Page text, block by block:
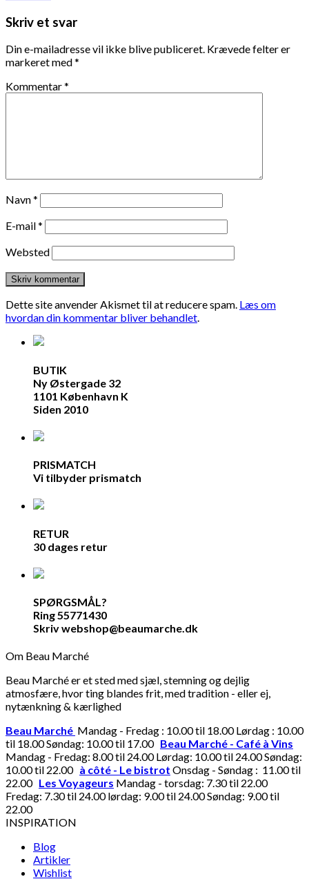
Skriv et svar
Din e-mailadresse vil ikke blive publiceret. Krævede felter er
markeret med*
Kommentar*
Navn*
E-mail*
Websted
Dette site anvender Akismet til at reducere spam. Læs om
hvordan din kommentar bliver behandlet.
BUTIK
Ny Østergade 32
1101 København K
Siden 2010
PRISMATCH
Vi tilbyder prismatch
RETUR
30 dages retur
SPØRGSMÅL?
Ring 55771430
Skriv webshop@beaumarche.dk
Om Beau Marché
Beau Marché er et sted med sjæl, stemning og dejlig
atmosfære, hvor ting blandes frit, med tradition - eller ej,
nytænkning & kærlighed
Beau Marché Mandag - Fredag : 10.00 til 18.00 Lørdag : 10.00
til 18.00 Søndag: 10.00 til 17.00 Beau Marché - Café à Vins
Mandag - Fredag: 8.00 til 24.00 Lørdag: 10.00 til 24.00 Søndag:
10.00 til 22.00 à côté - Le bistrot Onsdag - Søndag : 11.00 til
22.00 Les Voyageurs Mandag - torsdag: 7.30 til 22.00
Fredag: 7.30 til 24.00 lørdag: 9.00 til 24.00 Søndag: 9.00 til
22.00
INSPIRATION
Blog
Artikler
Wishlist